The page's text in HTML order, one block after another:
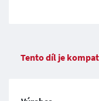
Tento díl je